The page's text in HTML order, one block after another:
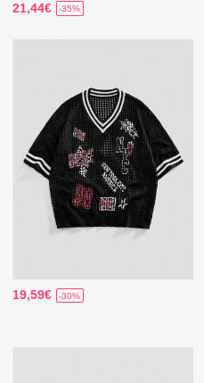
21,44€ -35%
19,59€ -30%